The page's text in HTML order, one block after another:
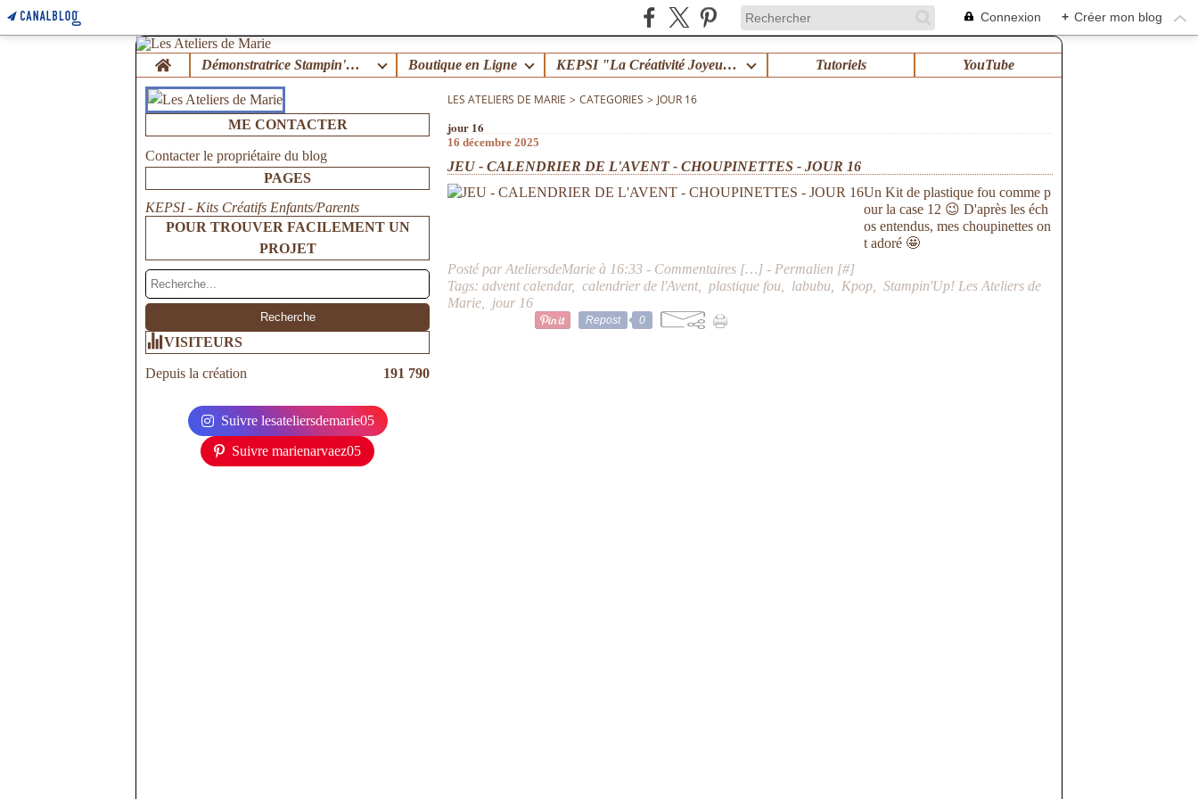
Connexion + Créer mon blog
Home Démonstratrice Stampin'Up ! Boutique en Ligne KEPSI "La Créativité Joyeuse en Famille" ! Tutoriels YouTube
ME CONTACTER
Contacter le propriétaire du blog
PAGES
KEPSI - Kits Créatifs Enfants/Parents
POUR TROUVER FACILEMENT UN
PROJET
VISITEURS
Depuis la création 191 790
Suivre lesateliersdemarie05
Suivre marienarvaez05
LES ATELIERS DE MARIE > CATEGORIES > JOUR 16
jour 16
16 décembre 2025
JEU - CALENDRIER DE L'AVENT - CHOUPINETTES - JOUR 16
Un Kit de plastique fou comme p
our la case 12 😉 D'après les éch
os entendus, mes choupinettes on
t adoré 🤩
Posté par AteliersdeMarie à 16:33 - Commentaires […] - Permalien [#]
Tags:advent calendar,calendrier de l'Avent, plastique fou labubu Kpop ,Stampin'Up! Les Ateliers de
Marie
jour 16
Repost 0